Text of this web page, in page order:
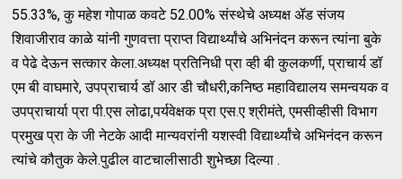
55.33%, कु महेश गोपाळ कवटे 52.00% संस्थेचे अध्यक्ष ॲड संजय
शिवाजीराव काळे यांनी गुणवत्ता प्राप्त विद्यार्थ्यांचे अभिनंदन करून त्यांना बुके
व पेढे देऊन सत्कार केला.अध्यक्ष प्रतिनिधी प्रा व्ही बी कुलकर्णी, प्राचार्य डॉ
एम बी वाघमारे, उपप्राचार्य डॉ आर डी चौधरी,कनिष्ठ महाविद्यालय समन्वयक व
उपप्राचार्या प्रा पी.एस लोढा,पर्यवेक्षक प्रा एस.ए श्रीमंते, एमसीव्हीसी विभाग
प्रमुख प्रा के जी नेटके आदी मान्यवरांनी यशस्वी विद्यार्थ्यांचे अभिनंदन करून
त्यांचे कौतुक केले.पुढील वाटचालीसाठी शुभेच्छा दिल्या .